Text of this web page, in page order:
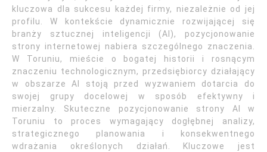
kluczowa dla sukcesu każdej firmy, niezależnie od jej
profilu. W kontekście dynamicznie rozwijającej się
branży sztucznej inteligencji (AI), pozycjonowanie
strony internetowej nabiera szczególnego znaczenia.
W Toruniu, mieście o bogatej historii i rosnącym
znaczeniu technologicznym, przedsiębiorcy działający
w obszarze AI stoją przed wyzwaniem dotarcia do
swojej grupy docelowej w sposób efektywny i
mierzalny. Skuteczne pozycjonowanie strony AI w
Toruniu to proces wymagający dogłębnej analizy,
strategicznego planowania i konsekwentnego
wdrażania określonych działań. Kluczowe jest